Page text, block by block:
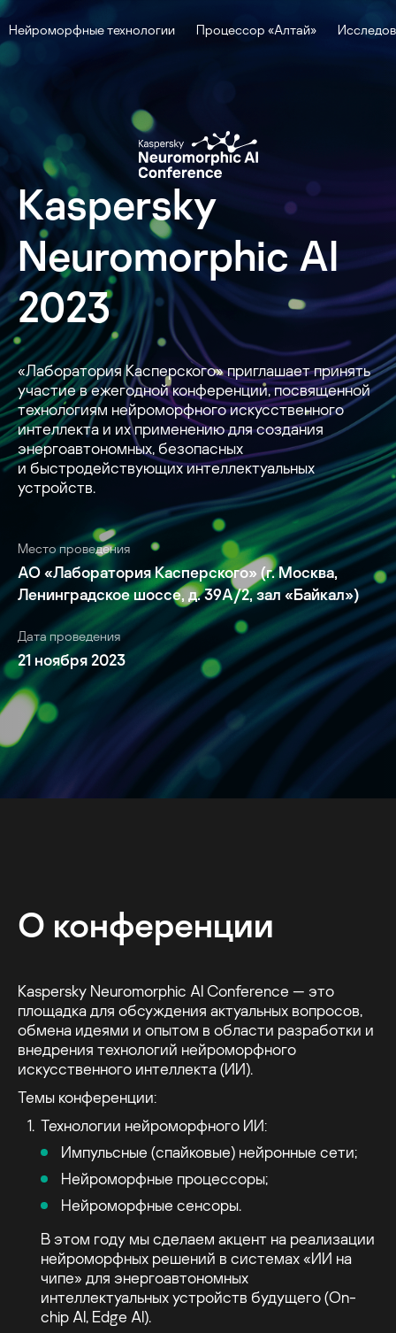
Нейроморфные технологии Процессор «Алтай»
Kaspersky
Neuromorphic AI
2023
«Лаборатория Касперского» приглашает принять
участие в ежегодной конференции, посвященной
технологиям нейроморфного искусственного
интеллекта и их применению для создания
энергоавтономных, безопасных
и быстродействующих интеллектуальных
устройств.
Дата проведения
21 ноября 2023
Место проведения
АО «Лаборатория Касперского» (г. Москва,
Ленинградское шоссе, д. 39А/2, зал «Байкал»)
О конференции
Kaspersky Neuromorphic AI Conference — это
площадка для обсуждения актуальных вопросов,
обмена идеями и опытом в области разработки и
внедрения технологий нейроморфного
искусственного интеллекта (ИИ).
Темы конференции:
Технологии нейроморфного ИИ:
Импульсные (спайковые) нейронные сети;
Нейроморфные процессоры;
Нейроморфные сенсоры.
В этом году мы сделаем акцент на реализации
нейроморфных решений в системах «ИИ на
чипе» для энергоавтономных
интеллектуальных устройств будущего (On-
chip AI, Edge AI).